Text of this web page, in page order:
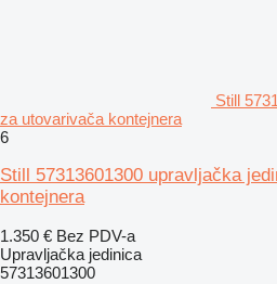
Still
za utovarivača kontejnera
6
Still 57313601300 upravljačka
kontejnera
1.350 € Bez PDV-a
Upravljačka jedinica
57313601300